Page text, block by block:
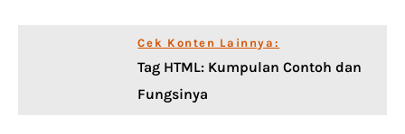
Cek Konten Lainnya:
Tag HTML: Kumpulan Contoh dan
Fungsinya